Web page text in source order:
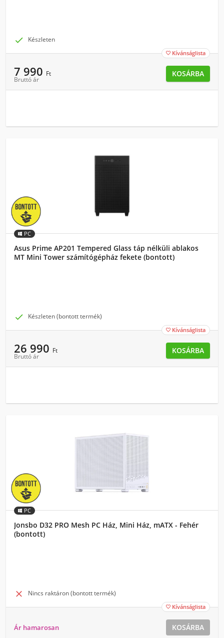
 Készleten
 Kívánságlista
7 990 Ft
Bruttó ár
KOSÁRBA
PC
Asus Prime AP201 Tempered Glass táp nélküli ablakos
MT Mini Tower számítógépház fekete (bontott)
 Készleten (bontott termék)
 Kívánságlista
26 990 Ft
Bruttó ár
KOSÁRBA
PC
Jonsbo D32 PRO Mesh PC Ház, Mini Ház, mATX - Fehér
(bontott)
 Nincs raktáron (bontott termék)
 Kívánságlista
Ár hamarosan KOSÁRBA